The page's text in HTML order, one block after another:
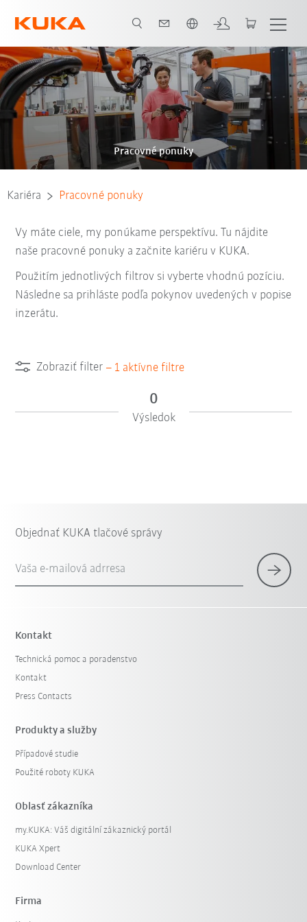
Pracovné ponuky
Kariéra Pracovné ponuky
Vy máte ciele, my ponúkame perspektívu. Tu nájdite
naše pracovné ponuky a začnite kariéru v KUKA.
Použitím jednotlivých filtrov si vyberte vhodnú pozíciu.
Následne sa prihláste podľa pokynov uvedených v popise
inzerátu.
Zobraziť filter – 1 aktívne filtre
Filter zrušiť
0
Výsledok
Objednať KUKA tlačové správy
Vaša e-mailová adrresa
Kontakt
Technická pomoc a poradenstvo
Kontakt
Press Contacts
Produkty a služby
Případové studie
Použité roboty KUKA
Oblasť zákazníka
my.KUKA: Váš digitální zákaznický portál
KUKA Xpert
Download Center
Firma